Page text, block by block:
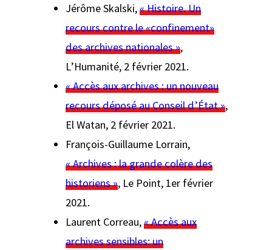
Jérôme Skalski,« Histoire. Un
recours contre le «confinement»
des archives nationales »,
L’Humanité, 2 février 2021.
« Accès aux archives : un nouveau
recours déposé au Conseil d’État »,
El Watan, 2 février 2021.
François-Guillaume Lorrain,
« Archives : la grande colère des
historiens », Le Point, 1er février
2021.
Laurent Correau,« Accès aux
archives sensibles: un